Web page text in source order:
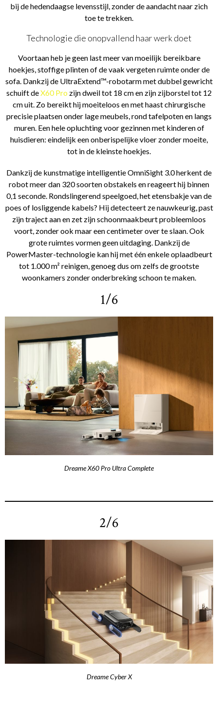
bij de hedendaagse levensstijl, zonder de aandacht naar zich
toe te trekken.
Technologie die onopvallend haar werk doet
Voortaan heb je geen last meer van moeilijk bereikbare
hoekjes, stoffige plinten of de vaak vergeten ruimte onder de
sofa. Dankzij de UltraExtend™-robotarm met dubbel gewricht
schuift deX60 Pro zijn dweil tot 18 cm en zijn zijborstel tot 12
cm uit. Zo bereikt hij moeiteloos en met haast chirurgische
precisie plaatsen onder lage meubels, rond tafelpoten en langs
muren. Een hele opluchting voor gezinnen met kinderen of
huisdieren: eindelijk een onberispelijke vloer zonder moeite,
tot in de kleinste hoekjes.
Dankzij de kunstmatige intelligentie OmniSight 3.0 herkent de
robot meer dan 320 soorten obstakels en reageert hij binnen
0,1 seconde. Rondslingerend speelgoed, het etensbakje van de
poes of losliggende kabels? Hij detecteert ze nauwkeurig, past
zijn traject aan en zet zijn schoonmaakbeurt probleemloos
voort, zonder ook maar een centimeter over te slaan. Ook
grote ruimtes vormen geen uitdaging. Dankzij de
PowerMaster-technologie kan hij met één enkele oplaadbeurt
tot 1.000 m² reinigen, genoeg dus om zelfs de grootste
woonkamers zonder onderbreking schoon te maken.
1/6
Dreame X60 Pro Ultra Complete
2/6
Dreame Cyber X